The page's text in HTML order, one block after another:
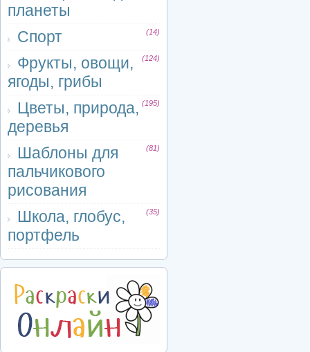
планеты
Спорт
(14)
Фрукты, овощи,
ягоды, грибы
(124)
Цветы, природа,
деревья
(195)
Шаблоны для
пальчикового
рисования
(81)
Школа, глобус,
портфель
(35)